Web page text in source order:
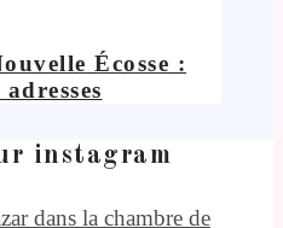
Écosse :
instagram
dans la chambre de